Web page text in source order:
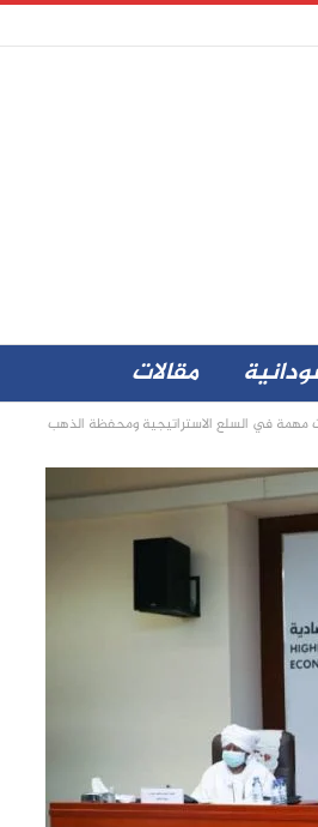
مقالات
مهمة في السلع الاستراتيجية ومحفظة الذهب